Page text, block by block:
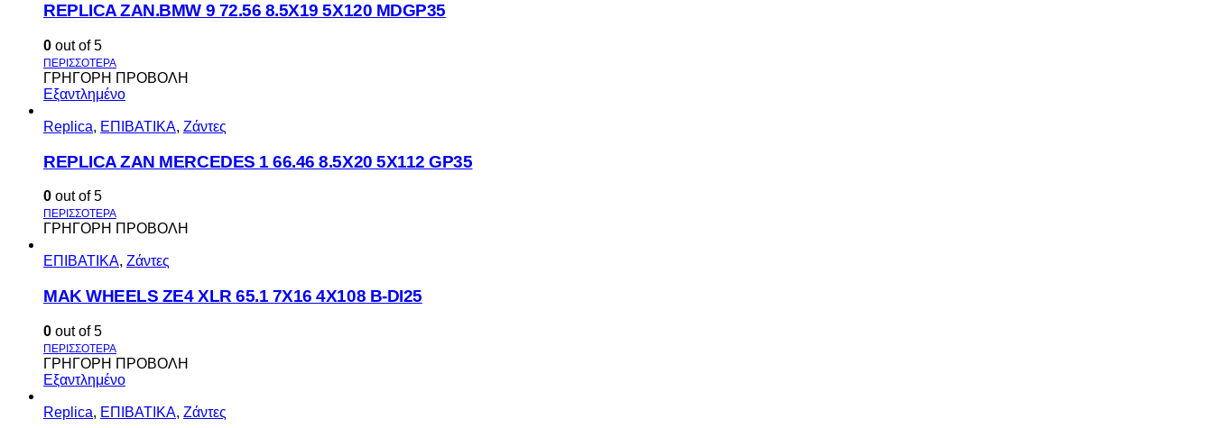
REPLICA ZAN.BMW 9 72.56 8.5X19 5X120 MDGP35
0 out of 5
ΓΡΗΓΟΡΗ ΠΡΟΒΟΛΗ
Εξαντλημένο
Replica, ΕΠΙΒΑΤΙΚΑ, Ζάντες
REPLICA ZAN MERCEDES 1 66.46 8.5X20 5X112 GP35
0 out of 5
ΓΡΗΓΟΡΗ ΠΡΟΒΟΛΗ
ΕΠΙΒΑΤΙΚΑ, Ζάντες
MAK WHEELS ΖΕ4 XLR 65.1 7Χ16 4Χ108 Β-DI25
0 out of 5
ΓΡΗΓΟΡΗ ΠΡΟΒΟΛΗ
Εξαντλημένο
Replica, ΕΠΙΒΑΤΙΚΑ, Ζάντες